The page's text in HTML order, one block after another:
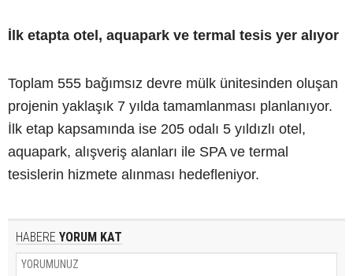
İlk etapta otel, aquapark ve termal tesis yer alıyor
Toplam 555 bağımsız devre mülk ünitesinden oluşan
projenin yaklaşık 7 yılda tamamlanması planlanıyor.
İlk etap kapsamında ise 205 odalı 5 yıldızlı otel,
aquapark, alışveriş alanları ile SPA ve termal
tesislerin hizmete alınması hedefleniyor.
HABERE YORUM KAT